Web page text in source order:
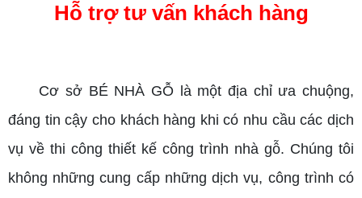
Hỗ trợ tư vấn khách hàng
Cơ sở BÉ NHÀ GỖ là một địa chỉ ưa chuộng,
đáng tin cậy cho khách hàng khi có nhu cầu các dịch
vụ về thi công thiết kế công trình nhà gỗ. Chúng tôi
không những cung cấp những dịch vụ, công trình có